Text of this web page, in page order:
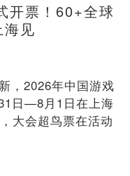
开票！60+全球
见
，2026年中国游戏
日—8月1日在上海
大会超鸟票在活动